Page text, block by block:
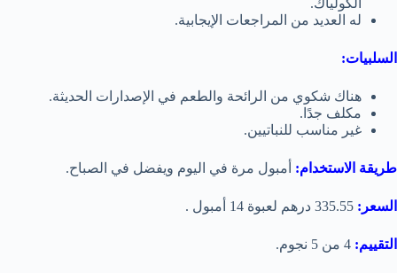
له العديد من المراجعات الإيجابية.
السلبيات:
هناك شكوي من الرائحة والطعم في الإصدارات الحديثة.
مكلف جدًا.
غير مناسب للنباتيين.
طريقة الاستخدام: أمبول مرة في اليوم ويفضل في الصباح.
السعر:
التقييم: